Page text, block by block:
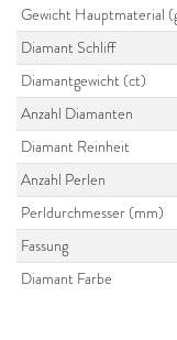
Gewicht Hauptmaterial
Diamant Schliff
Diamantgewicht (ct)
Anzahl Diamanten
Diamant Reinheit
Anzahl Perlen
Perldurchmesser (mm)
Fassung
Diamant Farbe